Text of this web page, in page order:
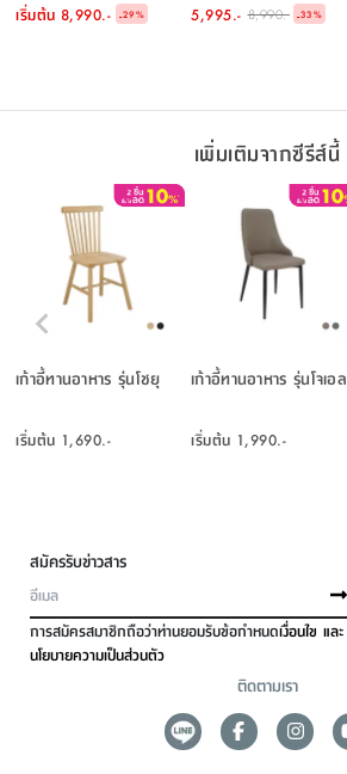
เริ่มต้น 8,990.- -29% 5,995.- 8,990.- -33%
เพิ่มเติมจากซีรีส์นี้
เก้าอี้ทานอาหาร รุ่นโชยุ
เริ่มต้น 1,690.-
เก้าอี้ทานอาหาร รุ่นโจเอล
เริ่มต้น 1,990.-
สมัครรับข่าวสาร
การสมัครสมาชิกถือว่าท่านยอมรับข้อกำหนดเงื่อนไข และ
นโยบายความเป็นส่วนตัว
ติดตามเรา